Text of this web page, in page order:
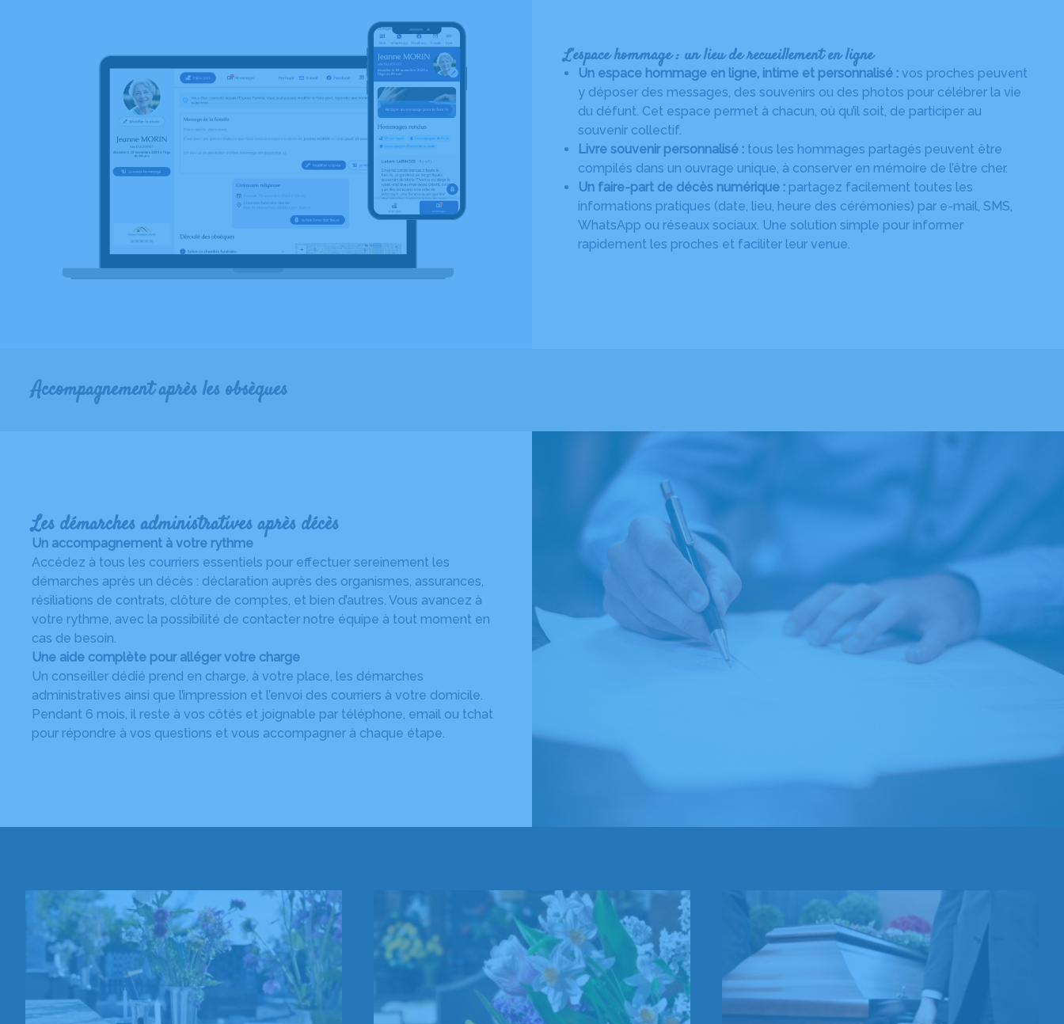
L’espace hommage : un lieu de recueillement en ligne
Un espace hommage en ligne, intime et personnalisé : vos proches peuvent
y déposer des messages, des souvenirs ou des photos pour célébrer la vie
du défunt. Cet espace permet à chacun, où qu’il soit, de participer au
souvenir collectif.
Livre souvenir personnalisé : tous les hommages partagés peuvent être
compilés dans un ouvrage unique, à conserver en mémoire de l’être cher.
Un faire-part de décès numérique : partagez facilement toutes les
informations pratiques (date, lieu, heure des cérémonies) par e-mail, SMS,
WhatsApp ou réseaux sociaux. Une solution simple pour informer
rapidement les proches et faciliter leur venue.
Accompagnement après les obsèques
Les démarches administratives après décès
Un accompagnement à votre rythme
Accédez à tous les courriers essentiels pour effectuer sereinement les
démarches après un décès : déclaration auprès des organismes, assurances,
résiliations de contrats, clôture de comptes, et bien d’autres. Vous avancez à
votre rythme, avec la possibilité de contacter notre équipe à tout moment en
cas de besoin.
Une aide complète pour alléger votre charge
Un conseiller dédié prend en charge, à votre place, les démarches
administratives ainsi que l’impression et l’envoi des courriers à votre domicile.
Pendant 6 mois, il reste à vos côtés et joignable par téléphone, email ou tchat
pour répondre à vos questions et vous accompagner à chaque étape.